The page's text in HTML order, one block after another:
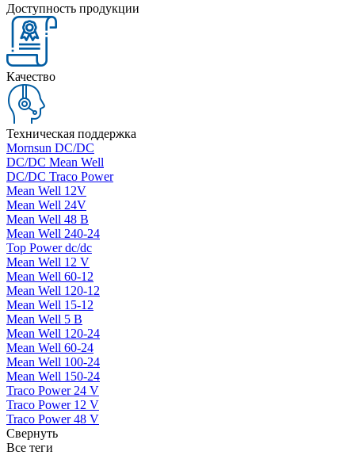
Доступность продукции
Качество
Техническая поддержка
Mornsun DC/DC
DC/DC Mean Well
DC/DC Traco Power
Mean Well 12V
Mean Well 24V
Mean Well 48 В
Mean Well 240-24
Top Power dc/dc
Mean Well 12 V
Mean Well 60-12
Mean Well 120-12
Mean Well 15-12
Mean Well 5 В
Mean Well 120-24
Mean Well 60-24
Mean Well 100-24
Mean Well 150-24
Traco Power 24 V
Traco Power 12 V
Traco Power 48 V
Свернуть
Все теги